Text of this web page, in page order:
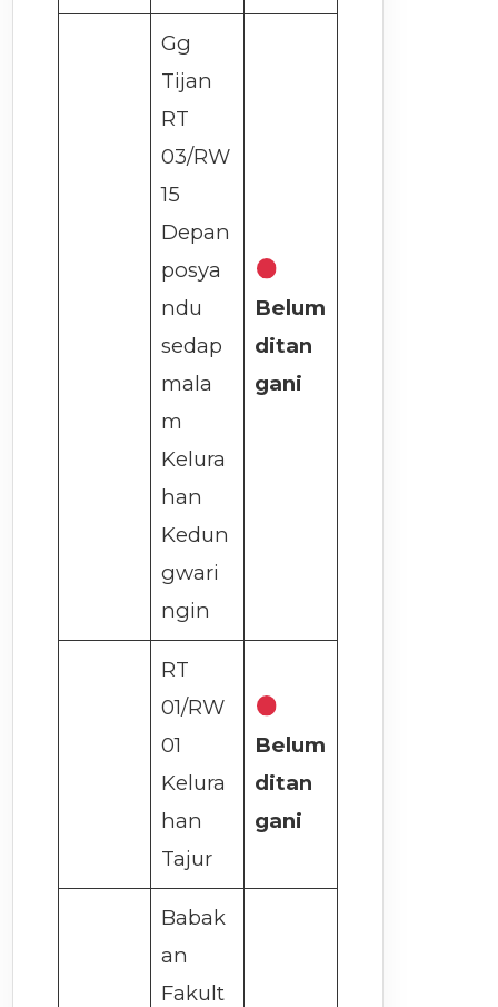
Gg
Tijan
RT
03/RW
15
Depan
posya
ndu
sedap
mala
m
Kelura
han
Kedun
gwari
ngin
Belum
ditan
gani
RT
01/RW
01
Kelura
han
Tajur
Belum
ditan
gani
Babak
an
Fakult